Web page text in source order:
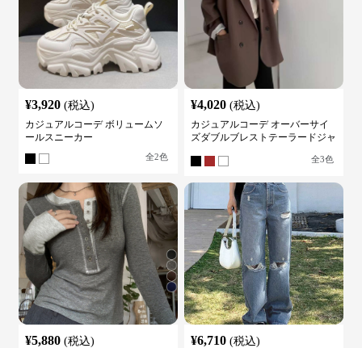
¥3,920 (税込)
カジュアルコーデ ボリュームソ
ールスニーカー
全2色
¥4,020 (税込)
カジュアルコーデ オーバーサイ
ズダブルブレストテーラードジャ
全3色
¥5,880 (税込) ¥6,710 (税込)